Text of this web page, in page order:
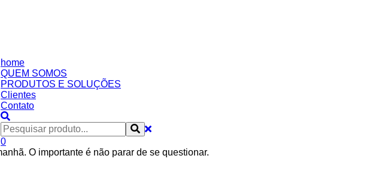
home
QUEM SOMOS
PRODUTOS E SOLUÇÕES
Clientes
Contato
0